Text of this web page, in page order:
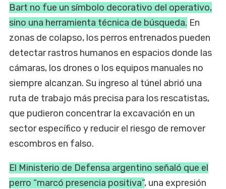
Bart no fue un símbolo decorativo del operativo,
sino una herramienta técnica de búsqueda. En
zonas de colapso, los perros entrenados pueden
detectar rastros humanos en espacios donde las
cámaras, los drones o los equipos manuales no
siempre alcanzan. Su ingreso al túnel abrió una
ruta de trabajo más precisa para los rescatistas,
que pudieron concentrar la excavación en un
sector específico y reducir el riesgo de remover
escombros en falso.
El Ministerio de Defensa argentino señaló que el
perro “marcó presencia positiva”, una expresión